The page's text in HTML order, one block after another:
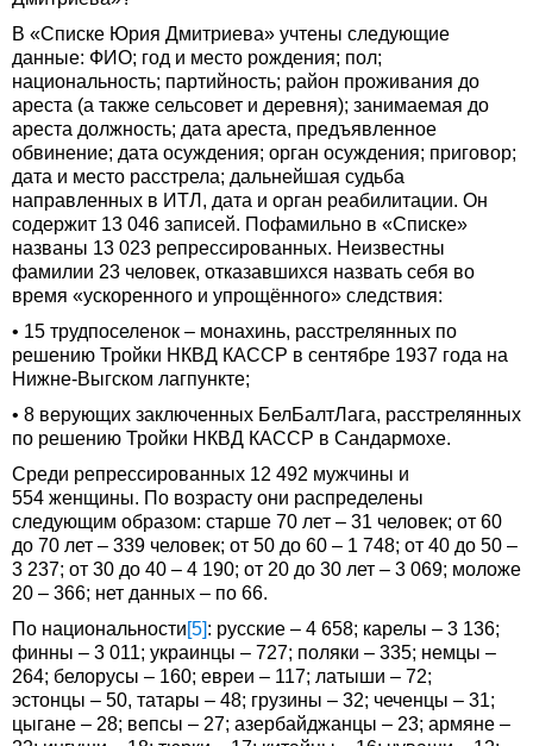
В «Списке Юрия Дмитриева» учтены следующие
данные: ФИО; год и место рождения; пол;
национальность; партийность; район проживания до
ареста (а также сельсовет и деревня); занимаемая до
ареста должность; дата ареста, предъявленное
обвинение; дата осуждения; орган осуждения; приговор;
дата и место расстрела; дальнейшая судьба
направленных в ИТЛ, дата и орган реабилитации. Он
содержит 13 046 записей. Пофамильно в «Списке»
названы 13 023 репрессированных. Неизвестны
фамилии 23 человек, отказавшихся назвать себя во
время «ускоренного и упрощённого» следствия:
• 15 трудпоселенок – монахинь, расстрелянных по
решению Тройки НКВД КАССР в сентябре 1937 года на
Нижне-Выгском лагпункте;
• 8 верующих заключенных БелБалтЛага, расстрелянных
по решению Тройки НКВД КАССР в Сандармохе.
Среди репрессированных 12 492 мужчины и
554 женщины. По возрасту они распределены
следующим образом: старше 70 лет – 31 человек; от 60
до 70 лет – 339 человек; от 50 до 60 – 1 748; от 40 до 50 –
3 237; от 30 до 40 – 4 190; от 20 до 30 лет – 3 069; моложе
20 – 366; нет данных – по 66.
По национальности[5]: русские – 4 658; карелы – 3 136;
финны – 3 011; украинцы – 727; поляки – 335; немцы –
264; белорусы – 160; евреи – 117; латыши – 72;
эстонцы – 50, татары – 48; грузины – 32; чеченцы – 31;
цыгане – 28; вепсы – 27; азербайджанцы – 23; армяне –